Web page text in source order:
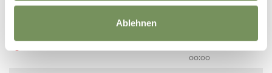
Ablehnen
00:00